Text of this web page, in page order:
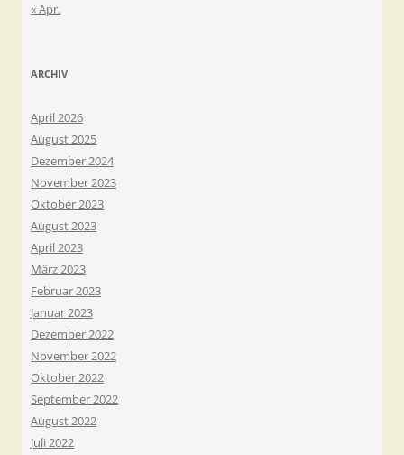
« Apr.
ARCHIV
April 2026
August 2025
Dezember 2024
November 2023
Oktober 2023
August 2023
April 2023
März 2023
Februar 2023
Januar 2023
Dezember 2022
November 2022
Oktober 2022
September 2022
August 2022
Juli 2022